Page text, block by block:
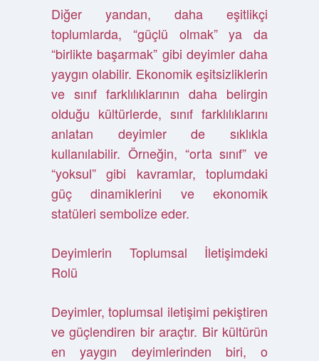
Diğer yandan, daha eşitlikçi
toplumlarda, “güçlü olmak” ya da
“birlikte başarmak” gibi deyimler daha
yaygın olabilir. Ekonomik eşitsizliklerin
ve sınıf farklılıklarının daha belirgin
olduğu kültürlerde, sınıf farklılıklarını
anlatan deyimler de sıklıkla
kullanılabilir. Örneğin, “orta sınıf” ve
“yoksul” gibi kavramlar, toplumdaki
güç dinamiklerini ve ekonomik
statüleri sembolize eder.
Deyimlerin Toplumsal İletişimdeki
Rolü
Deyimler, toplumsal iletişimi pekiştiren
ve güçlendiren bir araçtır. Bir kültürün
en yaygın deyimlerinden biri, o